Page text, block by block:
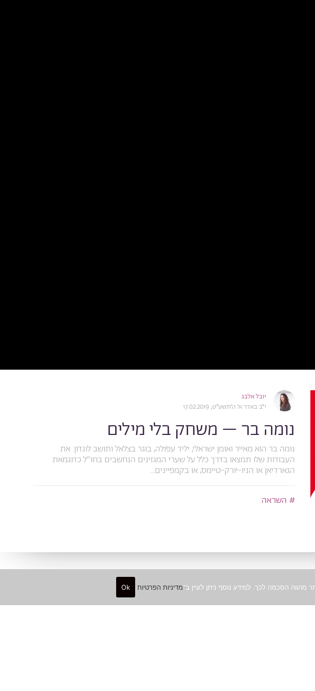
יובל אלבג
י״ב באדר א׳ ה׳תשע״ט, 17.02.2019
נומה בר – משחק בלי מילים
נומה בר הוא מאייר ואומן ישראלי, יליד עפולה, בוגר בצלאל ותושב לונדון. את
העבודות שלו תמצאו בדרך כלל על שערי המגזינים הנחשבים בחו"ל כדוגמאת
הגארדיאן או הניו-יורק-טיימס, או בקמפיינים...
השראה
מדיניות הפרטיות.
Ok